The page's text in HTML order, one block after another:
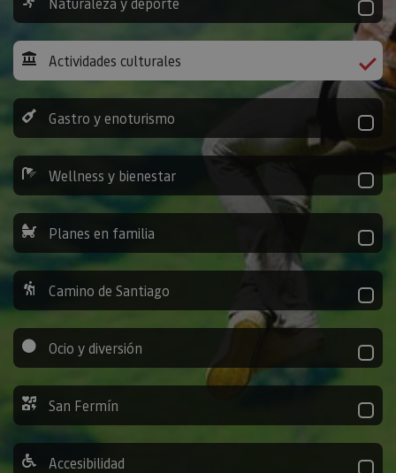
Actividades culturales
Gastro y enoturismo
Wellness y bienestar
Planes en familia
Camino de Santiago
Ocio y diversión
San Fermín
Accesibilidad